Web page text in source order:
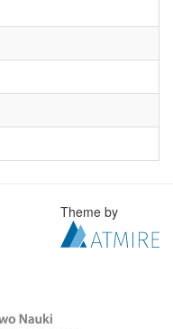
Theme by